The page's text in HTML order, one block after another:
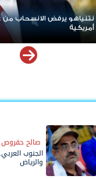
نتنياهو يرفض الانسحاب من
أمريكية
صالح حقروص
الجنوب
والرياض